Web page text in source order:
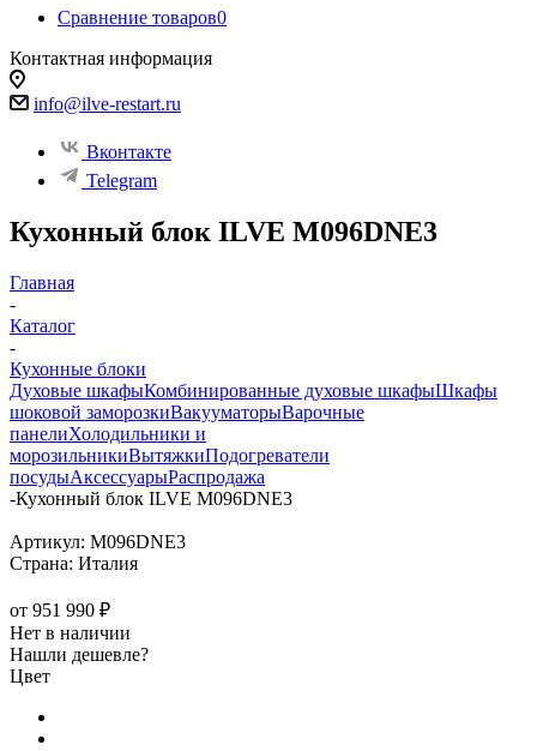
Сравнение товаров0
Контактная информация
info@ilve-restart.ru
Вконтакте
Telegram
Кухонный блок ILVE M096DNE3
Главная
-
Каталог
-
Кухонные блоки
Духовые шкафыКомбинированные духовые шкафыШкафы
шоковой заморозкиВакууматорыВарочные
панелиХолодильники и
морозильникиВытяжкиПодогреватели
посудыАксессуарыРаспродажа
-Кухонный блок ILVE M096DNE3
Артикул: M096DNE3
Страна: Италия
от 951 990 ₽
Нет в наличии
Нашли дешевле?
Цвет